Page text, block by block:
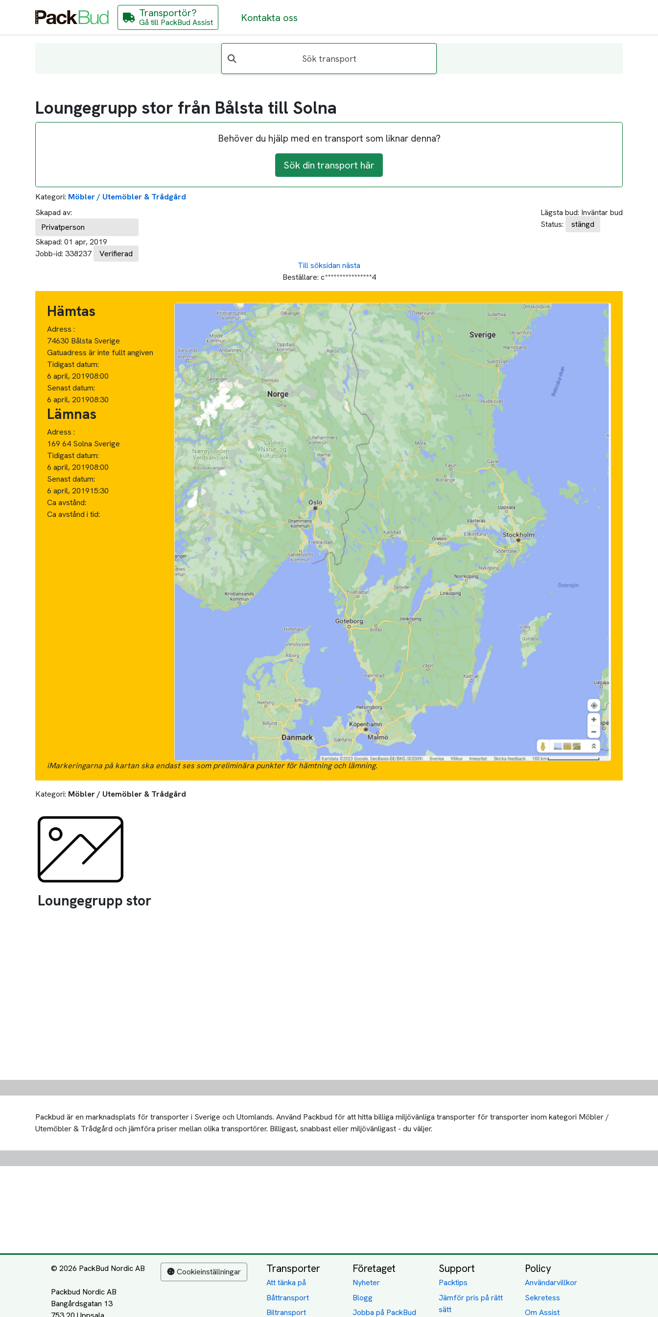
Transportör?
Gå till PackBud Assist Kontakta oss
Sök transport
Loungegrupp stor från Bålsta till Solna
Behöver du hjälp med en transport som liknar denna?
Sök din transport här
Kategori: Möbler / Utemöbler & Trådgård
Skapad av:
Privatperson
Skapad: 01 apr, 2019
Jobb-id: 338237 Verifierad
Lägsta bud: Inväntar bud
Status:
stängd
Till söksidan nästa
Beställare: c****************4
Hämtas
Adress :
74630 Bålsta Sverige
Gatuadress är inte fullt angiven
Tidigast datum:
6 april, 201908:00
Senast datum:
6 april, 201908:30
Lämnas
Adress :
169 64 Solna Sverige
Tidigast datum:
6 april, 201908:00
Senast datum:
6 april, 201915:30
Ca avstånd:
Ca avstånd i tid:
iMarkeringarna på kartan ska endast ses som preliminära punkter för hämtning och lämning.
Kategori: Möbler / Utemöbler & Trådgård
Loungegrupp stor
Packbud är en marknadsplats för transporter i Sverige och Utomlands. Använd Packbud för att hitta billiga miljövänliga transporter för transporter inom kategori Möbler /
Utemöbler & Trådgård och jämföra priser mellan olika transportörer. Billigast, snabbast eller miljövänligast - du väljer.
© 2026 PackBud Nordic AB
Packbud Nordic AB
Bangårdsgatan 13
Cookieinställningar Transporter
Att tänka på
Båttransport
Biltransport
Företaget
Nyheter
Blogg
Jobba på PackBud
Support
Packtips
Jämför pris på rätt
sätt
Policy
Användarvillkor
Sekretess
Om Assist